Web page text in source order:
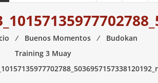
⁄ Buenos Momentos ⁄
Budokan
Training 3 Muay